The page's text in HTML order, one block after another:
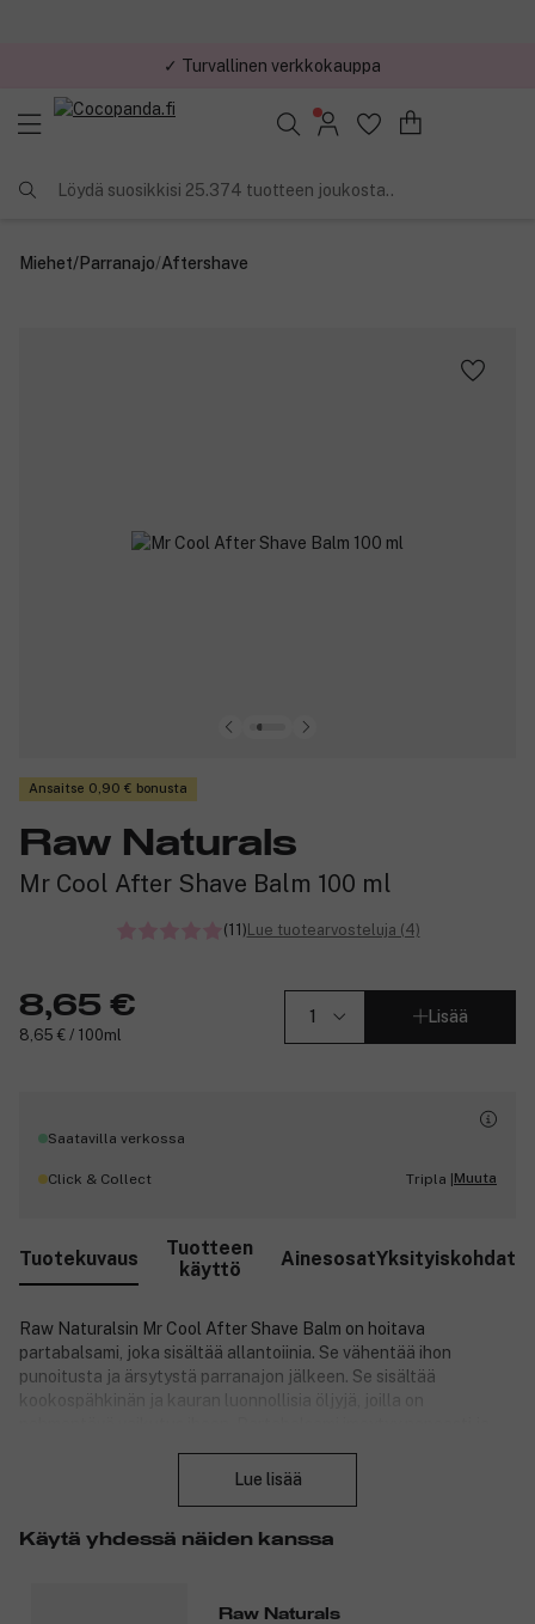
✓ Kilpailukykyiset hinnat
Löydä suosikkisi 25.374 tuotteen joukosta..
Miehet/Parranajo/Aftershave
Ansaitse 0,90 € bonusta
Raw Naturals
Mr Cool After Shave Balm 100 ml
(11)Lue tuotearvosteluja (4)
8,65 €
8,65 € / 100ml
Lisää
Saatavilla verkossa
Click & Collect Tripla |Muuta
Tuotekuvaus
Tuotteen
käyttö
AinesosatYksityiskohdat
Raw Naturalsin Mr Cool After Shave Balm on hoitava
partabalsami, joka sisältää allantoiinia. Se vähentää ihon
punoitusta ja ärsytystä parranajon jälkeen. Se sisältää
kookospähkinän ja kauran luonnollisia öljyjä, joilla on
kosteutusta, levitä iholle vielä kosteusvoidetta. Tuote on
Tuotenumero:3200462
Lue lisää
Käytä yhdessä näiden kanssa
Raw Naturals